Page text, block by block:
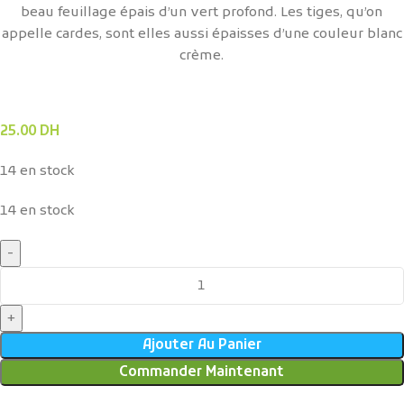
beau feuillage épais d’un vert profond. Les tiges, qu’on
appelle cardes, sont elles aussi épaisses d’une couleur blanc
crème.
25.00 DH
14 en stock
14 en stock
Ajouter Au Panier
Commander Maintenant